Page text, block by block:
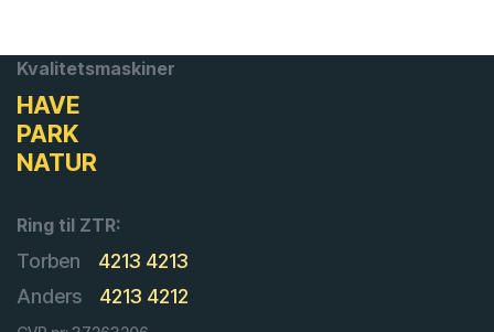
Kvalitetsmaskiner
HAVE
PARK
NATUR
Ring til ZTR:
Torben
4213 4213
Anders
4213 4212